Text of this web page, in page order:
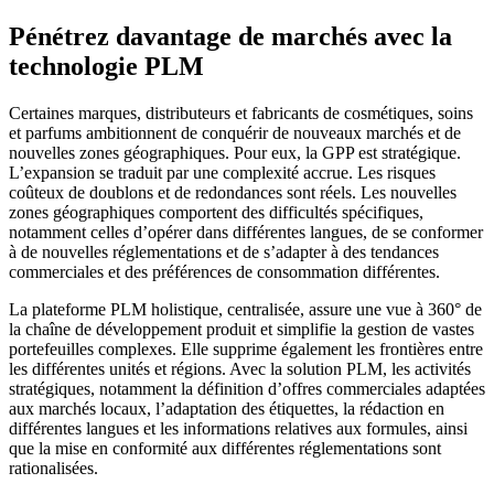
Pénétrez davantage de marchés avec la
technologie PLM
Certaines marques, distributeurs et fabricants de cosmétiques, soins
et parfums ambitionnent de conquérir de nouveaux marchés et de
nouvelles zones géographiques. Pour eux, la GPP est stratégique.
L’expansion se traduit par une complexité accrue. Les risques
coûteux de doublons et de redondances sont réels. Les nouvelles
zones géographiques comportent des difficultés spécifiques,
notamment celles d’opérer dans différentes langues, de se conformer
à de nouvelles réglementations et de s’adapter à des tendances
commerciales et des préférences de consommation différentes.
La plateforme PLM holistique, centralisée, assure une vue à 360° de
la chaîne de développement produit et simplifie la gestion de vastes
portefeuilles complexes. Elle supprime également les frontières entre
les différentes unités et régions. Avec la solution PLM, les activités
stratégiques, notamment la définition d’offres commerciales adaptées
aux marchés locaux, l’adaptation des étiquettes, la rédaction en
différentes langues et les informations relatives aux formules, ainsi
que la mise en conformité aux différentes réglementations sont
rationalisées.